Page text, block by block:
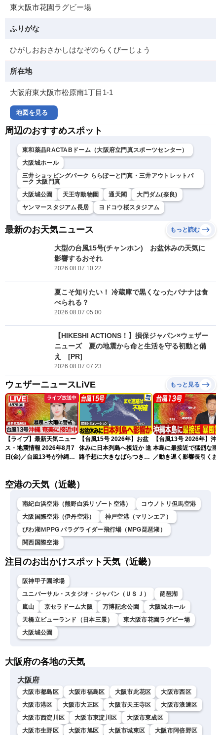
東大阪市花園ラグビー場
ふりがな
ひがしおおさかしはなぞのらくびーじょう
所在地
大阪府東大阪市松原南1丁目1-1
地図を見る
周辺のおすすめスポット
東和薬品RACTABドーム（大阪府立門真スポーツセンター）
大阪城ホール
三井ショッピングパーク ららぽーと門真・三井アウトレットパ
ーク 大阪門真
大阪城公園
天王寺動物園 通天閣
大門ダム(奈良)
ヤンマースタジアム長居
ヨドコウ桜スタジアム
最新のお天気ニュース もっと読む
大型の台風15号(チャンホン) お盆休みの天気に
影響するおそれ
2026.08.07 10:22
夏こそ知りたい！ 冷蔵庫で黒くなったバナナは食
べられる？
2026.08.07 05:00
【HIKESHI ACTIONS！】損保ジャパン×ウェザー
ニューズ 夏の地震から命と生活を守る初動と備
え [PR]
2026.08.07 07:23
ウェザーニュースLiVE もっと見る
ライブ放送中
【ライブ】最新天気ニュー
ス・地震情報 2026年8月7
日(金)／台風13号が沖縄・
ュースLiVEアフタヌーン・
【台風15号 2026年】お盆
休みに日本列島へ接近か 進
路予想に大きなばらつき
【台風13号 2026年】沖
本島に最接近で猛烈な雨
／動き遅く影響長引くお
空港の天気（近畿）
南紀白浜空港（熊野白浜リゾート空港）
コウノトリ但馬空港
大阪国際空港（伊丹空港）
神戸空港（マリンエア）
びわ湖ＭPPG パラグライダー飛行場（MPG琵琶湖）
関西国際空港
注目のお出かけスポット天気（近畿）
阪神甲子園球場
ユニバーサル・スタジオ・ジャパン（ＵＳＪ）
琵琶湖
嵐山
京セラドーム大阪 万博記念公園
大阪城ホール
天橋立ビューランド（日本三景）
東大阪市花園ラグビー場
大阪城公園
大阪府の各地の天気
大阪府
大阪市都島区 大阪市福島区 大阪市此花区
大阪市西区
大阪市港区
大阪市大正区 大阪市天王寺区
大阪市浪速区
大阪市西淀川区
大阪市東淀川区
大阪市東成区
大阪市生野区
大阪市旭区 大阪市城東区 大阪市阿倍野区